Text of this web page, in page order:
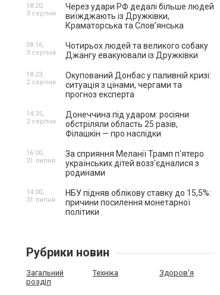
Через удари РФ дедалі більше людей
виїжджають із Дружківки,
Краматорська та Слов’янська
18:20,
3 серпня
Чотирьох людей та великого собаку
Джангу евакуювали із Дружківки
08:16,
3 серпня
Окупований Донбас у паливній кризі:
ситуація з цінами, чергами та
прогноз експерта
18:23,
2 серпня
Донеччина під ударом: росіяни
обстріляли область 25 разів,
Філашкін — про наслідки
14:35,
2 серпня
За сприяння Меланії Трамп п'ятеро
українських дітей возз'єдналися з
родинами
16:00,
31 липня
НБУ підняв облікову ставку до 15,5%:
причини посилення монетарної
політики
14:00,
31 липня
Рубрики новин
Загальний
розділ
Техніка Здоров'я